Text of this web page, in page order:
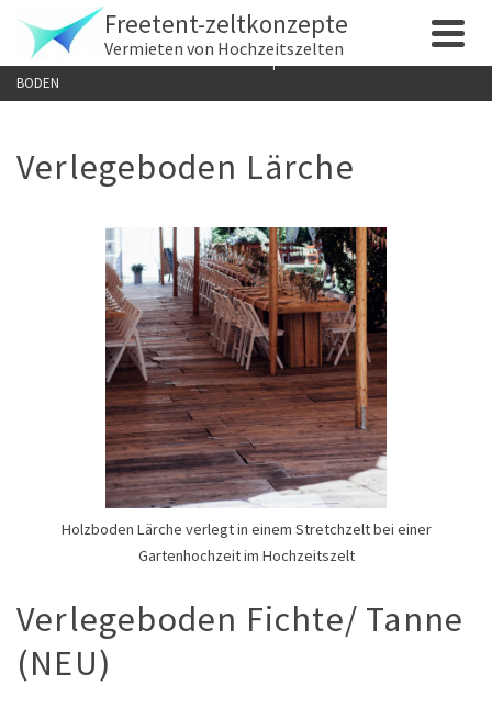
Freetent-zeltkonzepte
Vermieten von Hochzeitszelten
HOME
HOCHZEITSZELT MIETEN | STRETCHZELTE FÜR GARTENHOCHZEITEN
| HOCHZEITSZELTVERLEIH – ZELT-ZUBEHÖR » HOCHZEITSZELT MIETEN |
STRETCHZELTE FÜR GARTENHOCHZEITEN | HOCHZEITSZELTVERLEIH –
BODEN
Verlegeboden Lärche
Holzboden Lärche verlegt in einem Stretchzelt bei einer
Gartenhochzeit im Hochzeitszelt
Verlegeboden Fichte/ Tanne
(NEU)